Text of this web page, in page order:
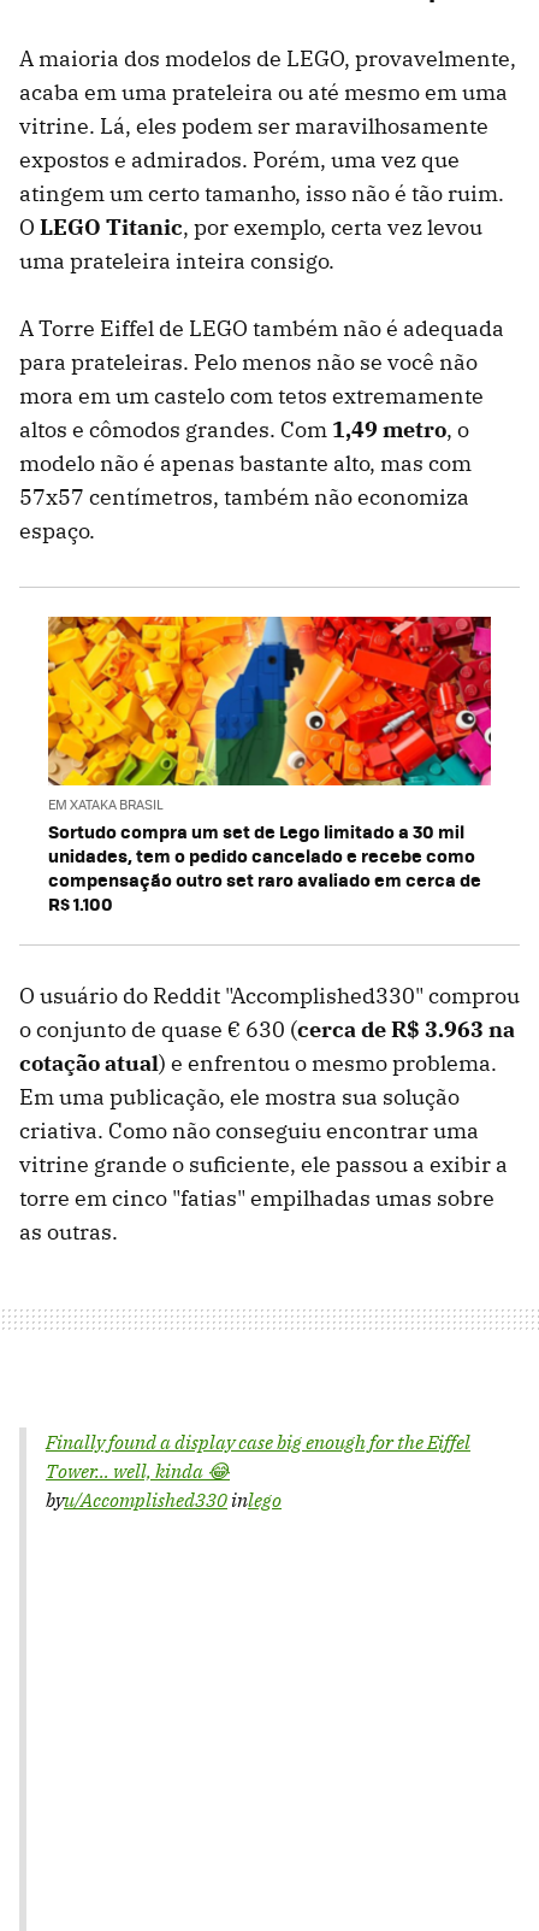
A maioria dos modelos de LEGO, provavelmente,
acaba em uma prateleira ou até mesmo em uma
vitrine. Lá, eles podem ser maravilhosamente
expostos e admirados. Porém, uma vez que
atingem um certo tamanho, isso não é tão ruim.
O LEGO Titanic, por exemplo, certa vez levou
uma prateleira inteira consigo.
A Torre Eiffel de LEGO também não é adequada
para prateleiras. Pelo menos não se você não
mora em um castelo com tetos extremamente
altos e cômodos grandes. Com 1,49 metro, o
modelo não é apenas bastante alto, mas com
57x57 centímetros, também não economiza
espaço.
EM XATAKA BRASIL
Sortudo compra um set de Lego limitado a 30 mil
unidades, tem o pedido cancelado e recebe como
compensação outro set raro avaliado em cerca de
R$ 1.100
O usuário do Reddit "Accomplished330" comprou
o conjunto de quase € 630 (cerca de R$ 3.963 na
cotação atual) e enfrentou o mesmo problema.
Em uma publicação, ele mostra sua solução
criativa. Como não conseguiu encontrar uma
vitrine grande o suficiente, ele passou a exibir a
torre em cinco "fatias" empilhadas umas sobre
as outras.
Finally found a display case big enough for the Eiffel
Tower… well, kinda 😂
byu/Accomplished330 inlego